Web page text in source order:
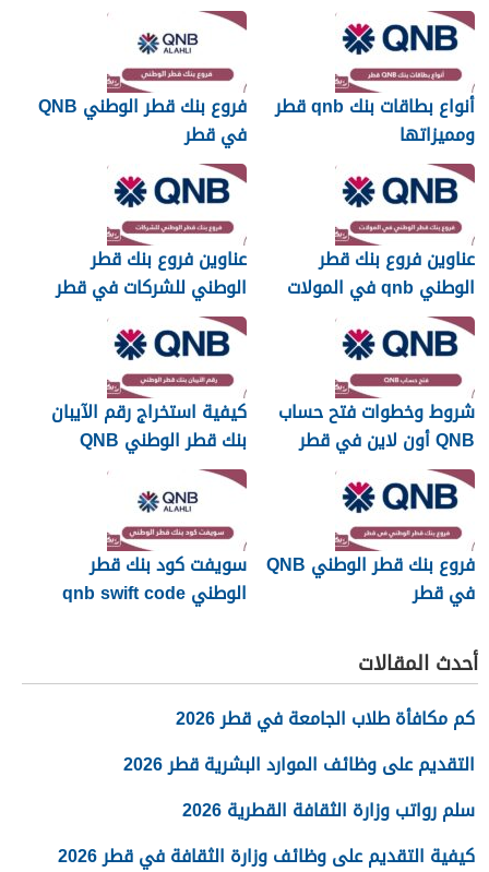
أنواع بطاقات بنك qnb قطر
ومميزاتها
فروع بنك قطر الوطني QNB
في قطر
عناوين فروع بنك قطر
الوطني qnb في المولات
في قطر
عناوين فروع بنك قطر
الوطني للشركات في قطر
شروط وخطوات فتح حساب
QNB أون لاين في قطر
كيفية استخراج رقم الآيبان
بنك قطر الوطني QNB
فروع بنك قطر الوطني QNB
في قطر
سويفت كود بنك قطر
الوطني qnb swift code
أحدث المقالات
كم مكافأة طلاب الجامعة في قطر 2026
التقديم على وظائف الموارد البشرية قطر 2026
سلم رواتب وزارة الثقافة القطرية 2026
كيفية التقديم على وظائف وزارة الثقافة في قطر 2026